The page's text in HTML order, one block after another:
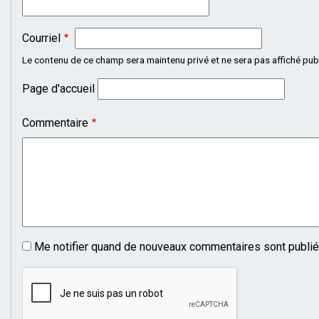
Courriel
Le contenu de ce champ sera maintenu privé et ne sera pas affiché
Page d'accueil
Commentaire
Me notifier quand de nouveaux commentaires sont